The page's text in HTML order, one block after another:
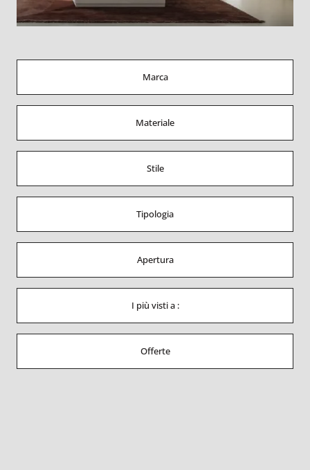
Marca
Materiale
Stile
Tipologia
Apertura
I più visti a :
Offerte